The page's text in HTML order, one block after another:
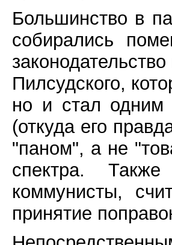
Большинство в
собирались
Пилсудского,
но и стал одним
(откуда его
"паном", а не
спектра.
коммунисты,
принятие